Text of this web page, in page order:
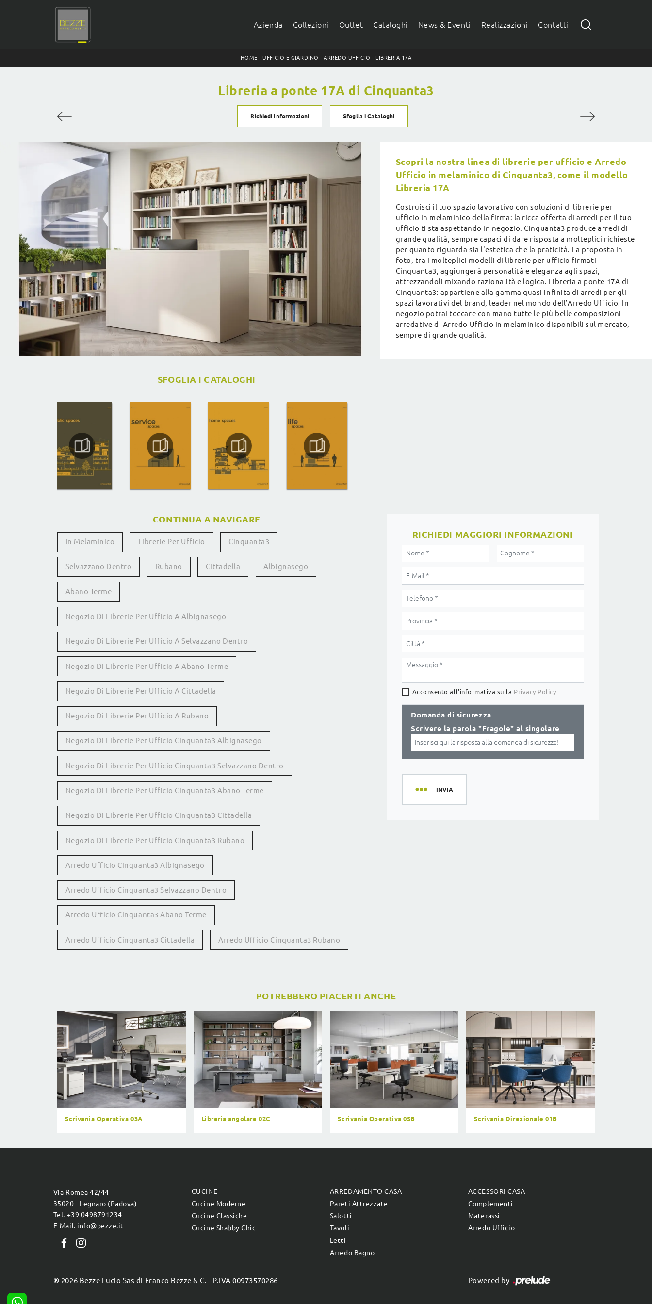
Azienda Collezioni Outlet Cataloghi News & Eventi Realizzazioni Contatti
HOME - UFFICIO E GIARDINO -ARREDO UFFICIO - LIBRERIA 17A
Libreria a ponte 17A di Cinquanta3
Richiedi Informazioni Sfoglia i Cataloghi
Scopri la nostra linea di librerie per ufficio e Arredo
Ufficio in melaminico di Cinquanta3, come il modello
Libreria 17A
Costruisci il tuo spazio lavorativo con soluzioni di librerie per
ufficio in melaminico della firma: la ricca offerta di arredi per il tuo
ufficio ti sta aspettando in negozio. Cinquanta3 produce arredi di
grande qualità, sempre capaci di dare risposta a molteplici richieste
per quanto riguarda sia l'estetica che la praticità. La proposta in
foto, tra i molteplici modelli di librerie per ufficio firmati
Cinquanta3, aggiungerà personalità e eleganza agli spazi,
attrezzandoli mixando razionalità e logica. Libreria a ponte 17A di
Cinquanta3: appartiene alla gamma quasi infinita di arredi per gli
spazi lavorativi del brand, leader nel mondo dell’Arredo Ufficio. In
negozio potrai toccare con mano tutte le più belle composizioni
arredative di Arredo Ufficio in melaminico disponibili sul mercato,
sempre di grande qualità.
SFOGLIA I CATALOGHI
CONTINUA A NAVIGARE
In Melaminico Librerie Per Ufficio Cinquanta3
Selvazzano Dentro Rubano Cittadella Albignasego
Abano Terme
Negozio Di Librerie Per Ufficio A Albignasego
Negozio Di Librerie Per Ufficio A Selvazzano Dentro
Negozio Di Librerie Per Ufficio A Abano Terme
Negozio Di Librerie Per Ufficio A Cittadella
Negozio Di Librerie Per Ufficio A Rubano
Negozio Di Librerie Per Ufficio Cinquanta3 Albignasego
Negozio Di Librerie Per Ufficio Cinquanta3 Selvazzano Dentro
Negozio Di Librerie Per Ufficio Cinquanta3 Abano Terme
Negozio Di Librerie Per Ufficio Cinquanta3 Cittadella
Negozio Di Librerie Per Ufficio Cinquanta3 Rubano
Arredo Ufficio Cinquanta3 Albignasego
Arredo Ufficio Cinquanta3 Selvazzano Dentro
Arredo Ufficio Cinquanta3 Abano Terme
Arredo Ufficio Cinquanta3 Cittadella Arredo Ufficio Cinquanta3 Rubano
RICHIEDI MAGGIORI INFORMAZIONI
Acconsento all'informativa sulla Privacy Policy
Domanda di sicurezza
Scrivere la parola "Fragole" al singolare
INVIA
POTREBBERO PIACERTI ANCHE
Scrivania Operativa 03A Libreria angolare 02C Scrivania Operativa 05B Scrivania Direzionale 01B
Via Romea 42/44
35020 - Legnaro (Padova)
Tel. +39 0498791234
E-Mail. info@bezze.it
CUCINE
Cucine Moderne
Cucine Classiche
Cucine Shabby Chic
ARREDAMENTO CASA
Pareti Attrezzate
Salotti
Tavoli
Letti
Arredo Bagno
ACCESSORI CASA
Complementi
Materassi
Arredo Ufficio
® 2026 Bezze Lucio Sas di Franco Bezze & C. - P.IVA 00973570286 Powered by